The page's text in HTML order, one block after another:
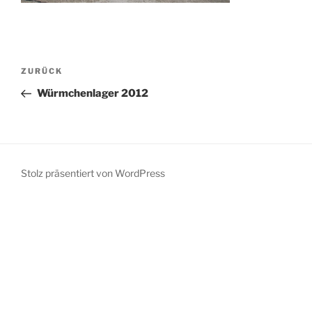
Beitragsnavigation
Vorheriger
Beitrag
ZURÜCK
Würmchenlager 2012
Stolz präsentiert von WordPress